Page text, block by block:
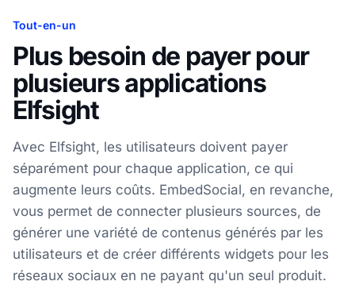
Tout-en-un
Plus besoin de payer pour
plusieurs applications
Elfsight
Avec Elfsight, les utilisateurs doivent payer
séparément pour chaque application, ce qui
augmente leurs coûts. EmbedSocial, en revanche,
vous permet de connecter plusieurs sources, de
générer une variété de contenus générés par les
utilisateurs et de créer différents widgets pour les
réseaux sociaux en ne payant qu'un seul produit.